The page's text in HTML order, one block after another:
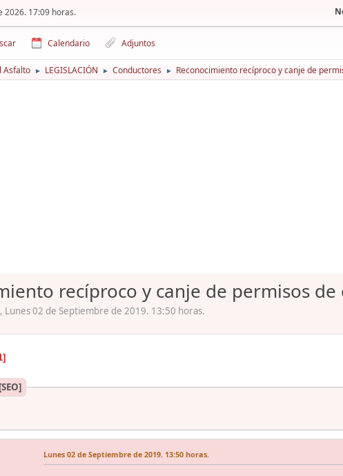
2026. 17:09 horas.
Calendario Adjuntos
Asfalto ► LEGISLACIÓN ► Conductores ► Reconocimiento recíproco y canje de
recíproco y canje de permisos
Lunes 02 de Septiembre de 2019. 13:50 horas.
Lunes 02 de Septiembre de 2019. 13:50 horas.